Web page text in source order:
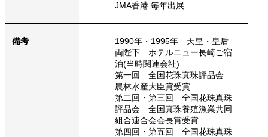
JMA香港 毎年出展
備考
1990年・1995年 天皇・皇后
両陛下 ホテルニュー長崎ご宿
泊(当時関連会社)
第一回 全国花珠真珠評品会
農林水産大臣賞受賞
第二回・第三回 全国花珠真珠
評品会 全国真珠養殖漁業共同
組合連合会会長賞受賞
第四回・第五回 全国花珠真珠